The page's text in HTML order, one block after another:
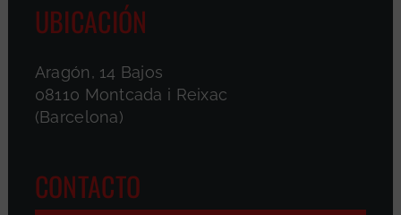
UBICACIÓN
Aragón, 14 Bajos
08110 Montcada i Reixac
(Barcelona)
CONTACTO